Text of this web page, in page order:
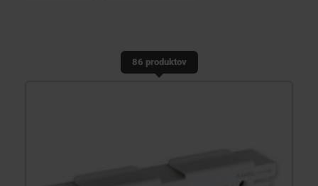
86 produktov